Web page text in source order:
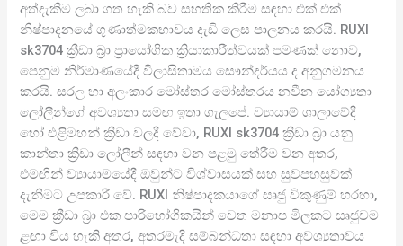
අත්දැකීම ලබා ගත හැකි බව සහතික කිරීම සඳහා එක් එක්
නිෂ්පාදනයේ ගුණාත්මකභාවය දැඩි ලෙස පාලනය කරයි. RUXI
sk3704 ක්‍රීඩා බ්‍රා ප්‍රායෝගික ක්‍රියාකාරීත්වයක් පමණක් නොව,
පෙනුම නිර්මාණයේදී විලාසිතාමය සෞන්දර්යය ද අනුගමනය
කරයි. සරල හා අලංකාර මෝස්තර මෝස්තරය නවීන යෝග්‍යතා
ලෝලීන්ගේ අවශ්‍යතා සමඟ ඉතා ගැලපේ. ව්‍යායාම් ශාලාවේදී
හෝ එළිමහන් ක්‍රීඩා වලදී වේවා, RUXI sk3704 ක්‍රීඩා බ්‍රා යනු
කාන්තා ක්‍රීඩා ලෝලීන් සඳහා වන පළමු තේරීම වන අතර,
එමඟින් ව්‍යායාමයේදී ඔවුන්ට විශ්වාසයක් සහ සුවපහසුවක්
දැනීමට උපකාරී වේ. RUXI නිෂ්පාදකයාගේ සෘජු විකුණුම් හරහා,
මෙම ක්‍රීඩා බ්‍රා එක පාරිභෝගිකයින් වෙත මනාප මිලකට සෘජුවම
ළඟා විය හැකි අතර, අතරමැදි සම්බන්ධතා සඳහා අවශ්‍යතාවය